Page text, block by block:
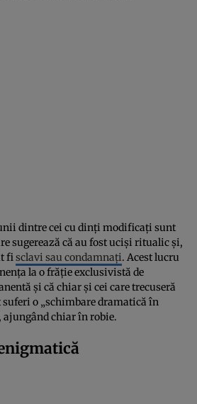
dintre cei cu dinți modificați sunt
sugerează că au fost uciși ritualic și,
fisclavi sau condamnați. Acest lucru
la o frăție exclusivistă de
și că chiar și cei care trecuseră
o „schimbare dramatică în
ajungând chiar în robie.